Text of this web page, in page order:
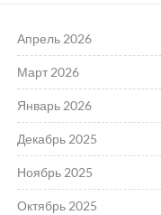
Апрель 2026
Март 2026
Январь 2026
Декабрь 2025
Ноябрь 2025
Октябрь 2025